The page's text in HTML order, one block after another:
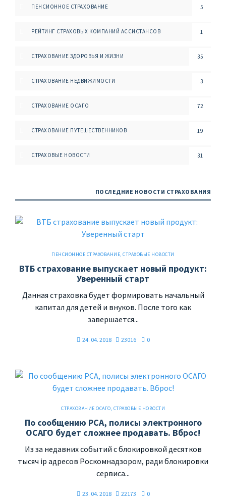
ПЕНСИОННОЕ СТРАХОВАНИЕ 5
РЕЙТИНГ СТРАХОВЫХ КОМПАНИЙ АССИСТАНСОВ 1
СТРАХОВАНИЕ ЗДОРОВЬЯ И ЖИЗНИ 35
СТРАХОВАНИЕ НЕДВИЖИМОСТИ 3
СТРАХОВАНИЕ ОСАГО 72
СТРАХОВАНИЕ ПУТЕШЕСТВЕННИКОВ 19
СТРАХОВЫЕ НОВОСТИ 31
ПОСЛЕДНИЕ НОВОСТИ СТРАХОВАНИЯ
ПЕНСИОННОЕ СТРАХОВАНИЕ,СТРАХОВЫЕ НОВОСТИ
ВТБ страхование выпускает новый продукт:
Уверенный старт
Данная страховка будет формировать начальный
капитал для детей и внуков. После того как
завершается...
24. 04. 2018 23016 0
СТРАХОВАНИЕ ОСАГО, СТРАХОВЫЕ НОВОСТИ
По сообщению РСА, полисы электронного
ОСАГО будет сложнее продавать. Вброс!
Из за недавних событий с блокировкой десятков
тысяч ip адресов Роскомнадзором, ради блокировки
сервиса...
23. 04. 2018 22173 0